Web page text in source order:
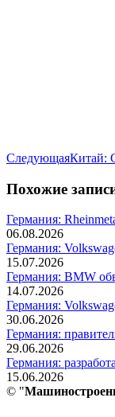
СледующаяКитай:
Похожие
Германия:
06.08.2026
Германия:
15.07.2026
Германия: BMW
14.07.2026
Германия:
30.06.2026
Германия:
29.06.2026
Германия:
15.06.2026
© "